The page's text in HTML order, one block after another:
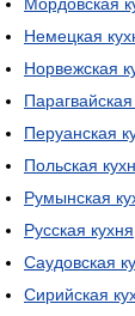
Немецкая
Норвежская
Парагвайская
Перуанская
Польская
Румынская
Русская кухня
Саудовская
Сирийская